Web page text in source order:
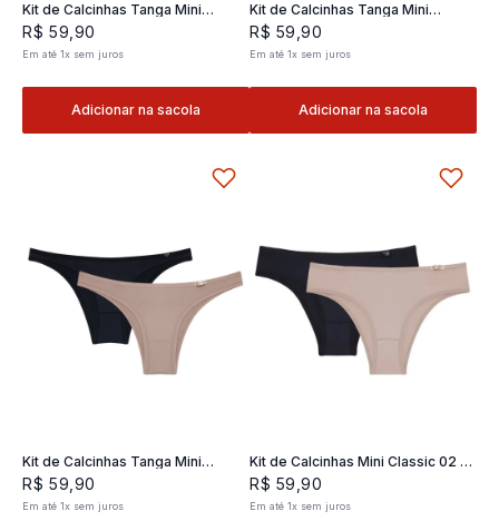
Kit de Calcinhas Tanga Mini
Classic 02- 2 und
R$ 59 90
Em até1x sem juros
Adicionar na sacola
Kit de Calcinhas Tanga Mini
Classic 02- 2 und
R$ 59 ,90
Em até 1x sem juros
Adicionar na sacola
Kit de Calcinhas Tanga Mini
Classic 02- 2 und
R$ 59 90
Em até1x sem juros
Kit de Calcinhas Mini Classic 02 -
2 und
R$ 59 ,90
Em até 1x sem juros